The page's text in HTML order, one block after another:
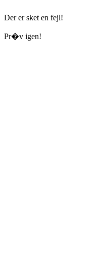
Der er sket en fejl!
Pr�v igen!